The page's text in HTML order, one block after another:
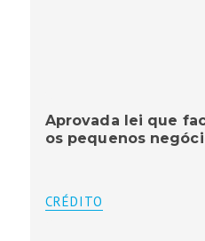
Aprovada lei que
os pequenos
CRÉDITO